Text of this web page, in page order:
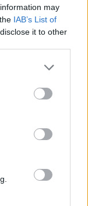
may
IAB’s List of
it to other